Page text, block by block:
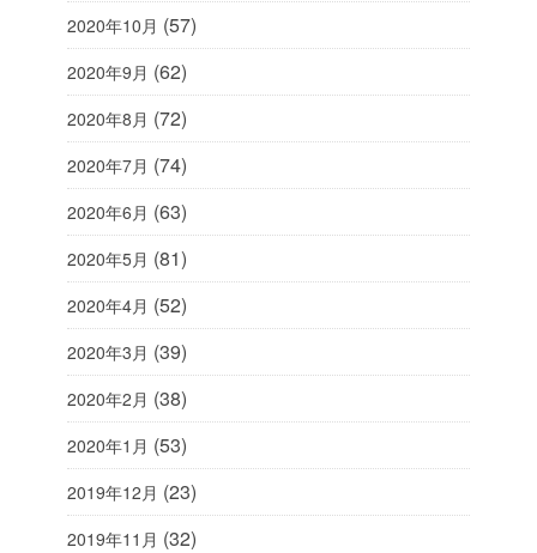
2020年10月 (57)
2020年9月 (62)
2020年8月 (72)
2020年7月 (74)
2020年6月 (63)
2020年5月 (81)
2020年4月 (52)
2020年3月 (39)
2020年2月 (38)
2020年1月 (53)
2019年12月 (23)
2019年11月 (32)